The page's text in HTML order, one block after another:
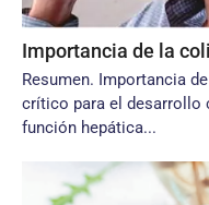
Importancia de la
Resumen. Importancia
crítico para el desarrollo
función hepática...